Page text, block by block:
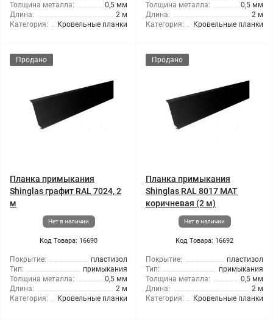
Толщина металла:
0,5 мм
Длина:
2 м
Категория:
Кровельные планки
Толщина металла:
0,5 мм
Длина:
2 м
Категория:
Кровельные планки
Продано
Планка примыкания
Shinglas графит RAL 7024, 2
м
Нет в наличии
Код Товара: 16690
Покрытие:
пластизол
Тип:
примыкания
Толщина металла:
0,5 мм
Длина:
2 м
Категория:
Кровельные планки
Продано
Планка примыкания
Shinglas RAL 8017 МАТ
коричневая (2 м)
Нет в наличии
Код Товара: 16692
Покрытие:
пластизол
Тип:
примыкания
Толщина металла:
0,5 мм
Длина:
2 м
Категория:
Кровельные планки